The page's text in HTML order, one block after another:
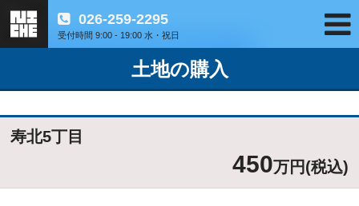
026-259-2295
受付時間 9:00 - 19:00 水・祝日
土地の購入
寿北5丁目
450万円(税込)